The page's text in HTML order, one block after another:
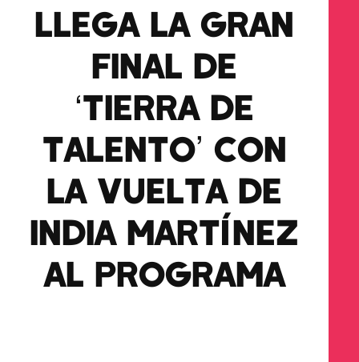
LLEGA LA GRAN
FINAL DE
‘TIERRA DE
TALENTO’ CON
LA VUELTA DE
INDIA MARTÍNEZ
AL PROGRAMA